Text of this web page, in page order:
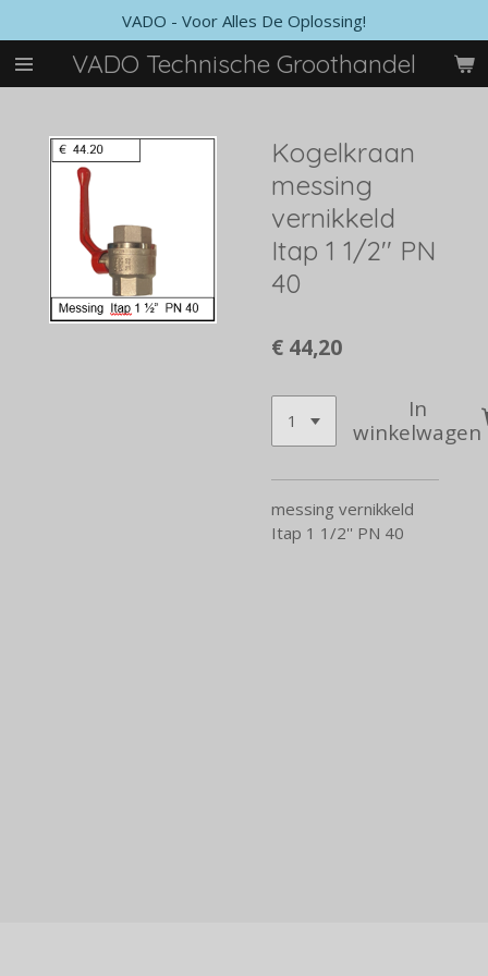
direct
naar
de
VADO Technische Groothandel
VADO - Voor Alles De Oplossing!
Kogelkraan
messing
vernikkeld
Itap 1 1/2'' PN
40
€ 44,20
In
winkelwagen
messing vernikkeld
Itap 1 1/2'' PN 40